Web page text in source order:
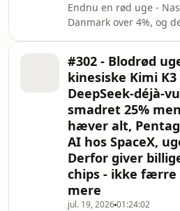
Endnu en rød uge -
Danmark over 4%, og
alt: Er AI en
ja - men kun på ét
udførte opgave, jobs to
bliver en commodity,
chips og datacentre
differentierede. Det
capture hos
OpenAI og Anthropic -
#302 - Blodrød
kinesiske Kimi
DeepSeek-déjà-
smadret 25%
hæver alt,
AI hos SpaceX,
Derfor giver
chips - ikke færre
mere
jul. 19, 202601:24:02